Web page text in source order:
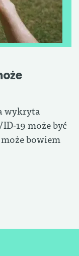
wykryta
19 może być
bowiem